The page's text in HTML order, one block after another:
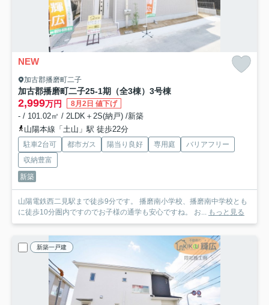
NEW
加古郡播磨町二子
加古郡播磨町二子25-1期（全3棟）3号棟
2,999万円 8月2日 値下げ
- / 101.02㎡ / 2LDK＋2S(納戸) /新築
山陽本線「土山」駅 徒歩22分
駐車2台可 都市ガス 陽当り良好 専用庭
バリアフリー
収納豊富
新築
山陽電鉄西二見駅まで徒歩9分です。 播磨南小学校、播磨南中学校とも
に徒歩10分圏内ですのでお子様の通学も安心ですね。 お... もっと見る
新築一戸建